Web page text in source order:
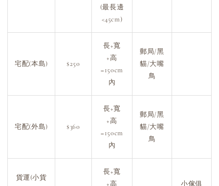
(最長邊
<45cm)
宅配(本島) $250
長+寬
+高
=150cm
內
郵局/黑
貓/大嘴
鳥
宅配(外島) $360
長+寬
+高
=150cm
內
郵局/黑
貓/大嘴
鳥
貨運(小貨
長+寬
+高
小傢俱